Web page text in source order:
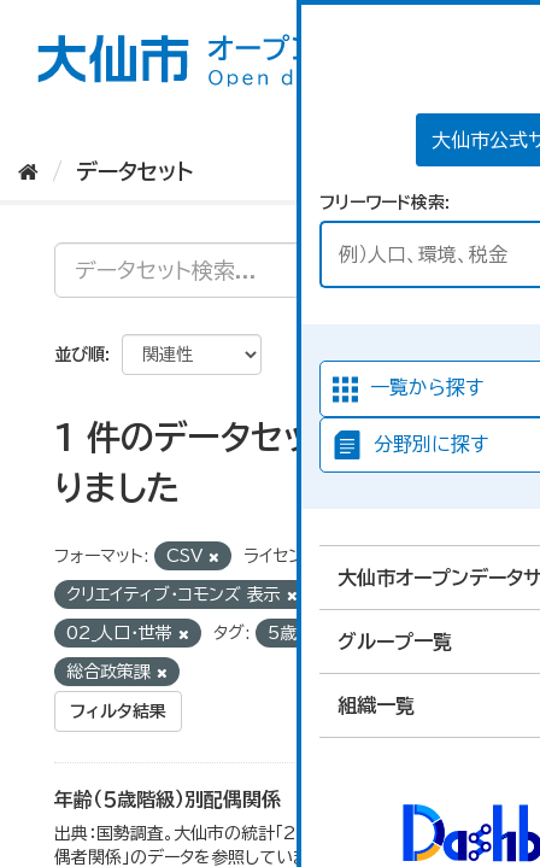
大仙市公式
フリーワード検索
一覧から探す
分野別に探す
大仙市オープンデータ
グループ一覧
組織一覧
データセット
並び順
1 件のデータセットが見つか
りました
フォーマット: CSV ライセンス:
クリエイティブ・コモンズ 表示
02_人口・世帯 タグ: 5歳階級 組織:
総合政策課
フィルタ結果
年齢（５歳階級）別配偶関係
出典：国勢調査。大仙市の統計「2-12 年齢（5歳階級）別配
偶者関係」のデータを参照しています。